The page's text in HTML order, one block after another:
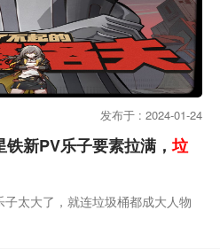
发布于 : 2024-01-24
新PV乐子要素拉满，垃
太大了，就连垃圾桶都成大人物